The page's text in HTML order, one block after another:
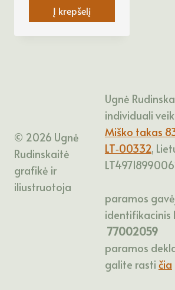
productĮ krepšelį
© 2026 Ugnė
Rudinskaitė
grafikė ir
iliustruotoja
Ugnė
individuali
Miško takas
LT‑00332,
paramos
identifikacinis
77002059
paramos
galite rasti čia